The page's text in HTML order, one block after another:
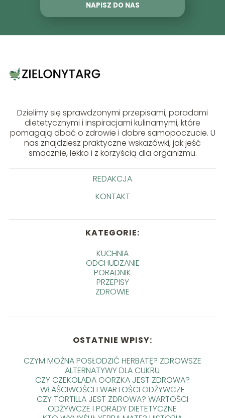
NAPISZ DO NAS
Dzielimy się sprawdzonymi przepisami, poradami
dietetycznymi i inspiracjami kulinarnymi, które
pomagają dbać o zdrowie i dobre samopoczucie. U
nas znajdziesz praktyczne wskazówki, jak jeść
smacznie, lekko i z korzyścią dla organizmu.
REDAKCJA
KONTAKT
KATEGORIE:
KUCHNIA
ODCHUDZANIE
PORADNIK
PRZEPISY
ZDROWIE
OSTATNIE WPISY:
CZYM MOŻNA POSŁODZIĆ HERBATĘ? ZDROWSZE
ALTERNATYWY DLA CUKRU
CZY CZEKOLADA GORZKA JEST ZDROWA?
WŁAŚCIWOŚCI I WARTOŚCI ODŻYWCZE
CZY TORTILLA JEST ZDROWA? WARTOŚCI
ODŻYWCZE I PORADY DIETETYCZNE